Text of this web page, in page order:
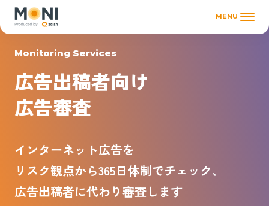
MENU
Monitoring Services
広告出稿者向け
広告審査
インターネット広告を
リスク観点から365日体制でチェック、
広告出稿者に代わり審査します